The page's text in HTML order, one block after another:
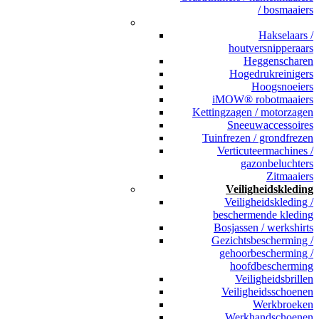
/ bosmaaiers
Hakselaars /
houtversnipperaars
Heggenscharen
Hogedrukreinigers
Hoogsnoeiers
iMOW® robotmaaiers
Kettingzagen / motorzagen
Sneeuwaccessoires
Tuinfrezen / grondfrezen
Verticuteermachines /
gazonbeluchters
Zitmaaiers
Veiligheidskleding
Veiligheidskleding /
beschermende kleding
Bosjassen / werkshirts
Gezichtsbescherming /
gehoorbescherming /
hoofdbescherming
Veiligheidsbrillen
Veiligheidsschoenen
Werkbroeken